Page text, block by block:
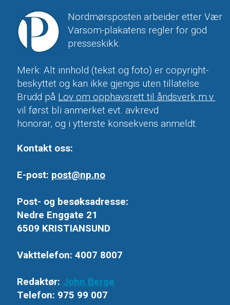
Nordmørsposten arbeider etter Vær
Varsom-plakatens regler for god
presseskikk.
Merk: Alt innhold (tekst og foto) er copyright-
beskyttet og kan ikke gjengis uten tillatelse.
Brudd på Lov om opphavsrett til åndsverk m.v.
vil først bli anmerket evt. avkrevd
honorar, og i ytterste konsekvens anmeldt.
Kontakt oss:
E-post: post@np.no
Post- og besøksadresse:
Nedre Enggate 21
6509 KRISTIANSUND
Vakttelefon: 4007 8007
Redaktør: John Berge
Telefon: 975 99 007